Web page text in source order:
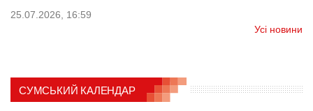
25.07.2026, 16:59
Усі новини
СУМСЬКИЙ КАЛЕНДАР